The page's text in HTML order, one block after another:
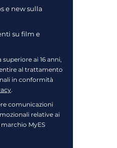
e new sulla
su film e
ai 16 anni,
al trattamento
in conformità
.
comunicazioni
relative ai
MyES